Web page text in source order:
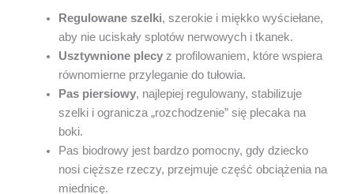
Regulowane szelki, szerokie i miękko wyściełane,
aby nie uciskały splotów nerwowych i tkanek.
Usztywnione plecyz profilowaniem, które wspiera
równomierne przyleganie do tułowia.
Pas piersiowy, najlepiej regulowany, stabilizuje
szelki i ogranicza „rozchodzenie” się plecaka na
boki.
Pas biodrowy jest bardzo pomocny, gdy dziecko
nosi cięższe rzeczy, przejmuje część obciążenia na
miednicę.